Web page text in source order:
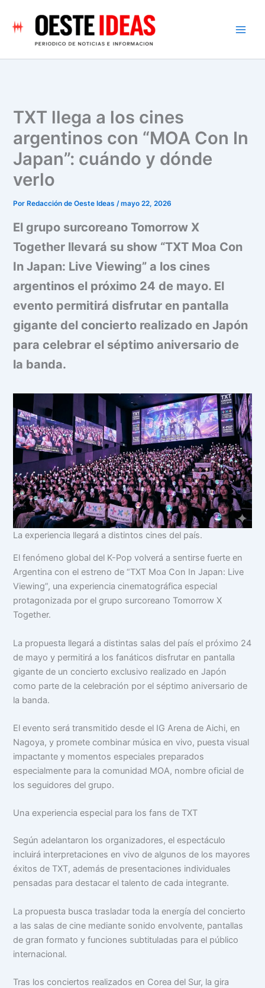
contenido
TXT llega a los cines
argentinos con “MOA Con In
Japan”: cuándo y dónde
verlo
Por Redacción de Oeste Ideas/mayo 22, 2026
El grupo surcoreano Tomorrow X
Together llevará su show “TXT Moa Con
In Japan: Live Viewing” a los cines
argentinos el próximo 24 de mayo. El
evento permitirá disfrutar en pantalla
gigante del concierto realizado en Japón
para celebrar el séptimo aniversario de
la banda.
La experiencia llegará a distintos cines del país.
El fenómeno global del K-Pop volverá a sentirse fuerte en
Argentina con el estreno de “TXT Moa Con In Japan: Live
Viewing”, una experiencia cinematográfica especial
protagonizada por el grupo surcoreano Tomorrow X
Together.
La propuesta llegará a distintas salas del país el próximo 24
de mayo y permitirá a los fanáticos disfrutar en pantalla
gigante de un concierto exclusivo realizado en Japón
como parte de la celebración por el séptimo aniversario de
la banda.
El evento será transmitido desde el IG Arena de Aichi, en
Nagoya, y promete combinar música en vivo, puesta visual
impactante y momentos especiales preparados
especialmente para la comunidad MOA, nombre oficial de
los seguidores del grupo.
Una experiencia especial para los fans de TXT
Según adelantaron los organizadores, el espectáculo
incluirá interpretaciones en vivo de algunos de los mayores
éxitos de TXT, además de presentaciones individuales
pensadas para destacar el talento de cada integrante.
La propuesta busca trasladar toda la energía del concierto
a las salas de cine mediante sonido envolvente, pantallas
de gran formato y funciones subtituladas para el público
internacional.
Tras los conciertos realizados en Corea del Sur, la gira